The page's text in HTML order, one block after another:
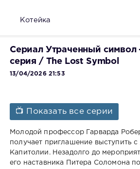
Котейка
Сериал Утраченный символ
серия / The Lost Symbol
13/04/2026 21:53
📺 Показать все серии
Молодой профессор Гарварда
получает приглашение выступить с
Капитолии. Незадолго до
его наставника Питера Соломона